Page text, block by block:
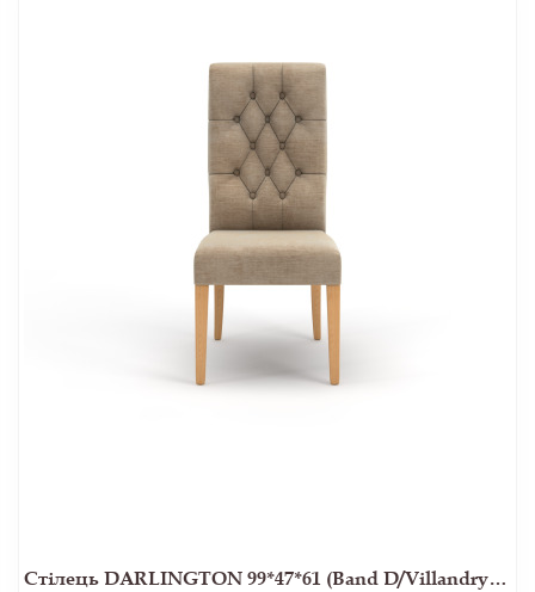
Стілець DARLINGTON 99*47*61 (Band D/Villandry Dark Linen)